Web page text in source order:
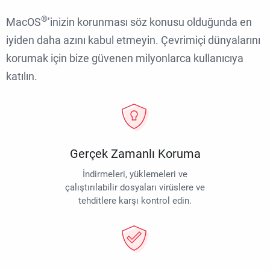
MacOS®’inizin korunması söz konusu olduğunda en
iyiden daha azını kabul etmeyin. Çevrimiçi dünyalarını
korumak için bize güvenen milyonlarca kullanıcıya
katılın.
Gerçek Zamanlı Koruma
İndirmeleri, yüklemeleri ve
çalıştırılabilir dosyaları virüslere ve
tehditlere karşı kontrol edin.